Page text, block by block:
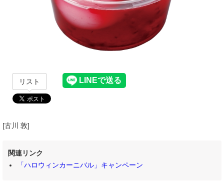
リスト
[古川 敦]
関連リンク
「ハロウィンカーニバル」キャンペーン